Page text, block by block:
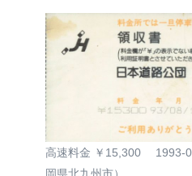
高速料金 ￥15,300 1993-
岡県北九州市）